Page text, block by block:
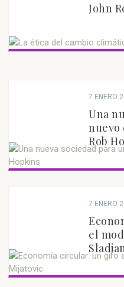
John
7 ENERO
Una
nuevo
Rob
7 ENERO
el